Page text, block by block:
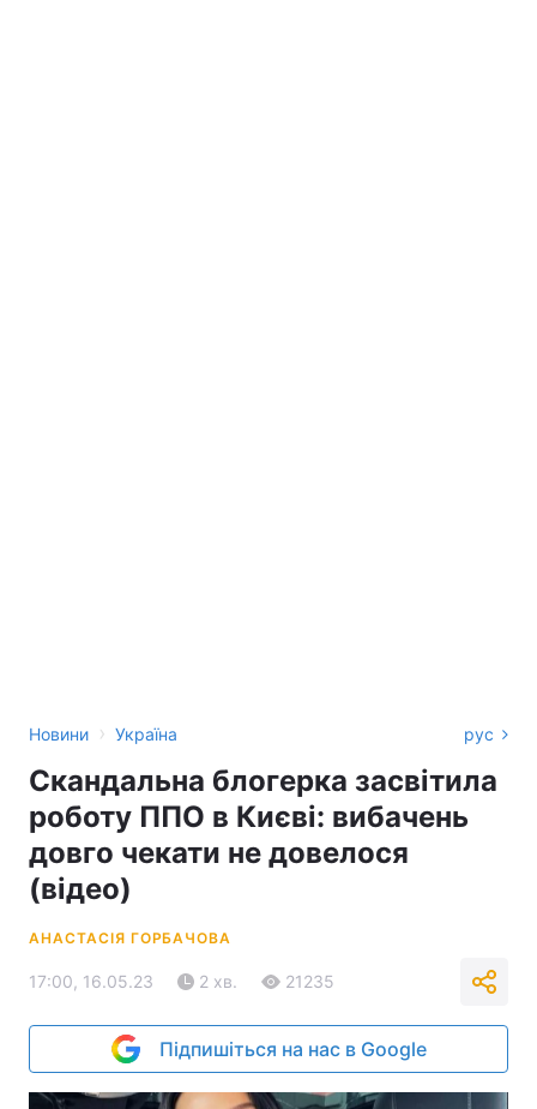
Новини › Україна рус
Скандальна блогерка засвітила
роботу ППО в Києві: вибачень
довго чекати не довелося
(відео)
АНАСТАСІЯ ГОРБАЧОВА
17:00, 16.05.23 2 хв. 21235
Підпишіться на нас в Google